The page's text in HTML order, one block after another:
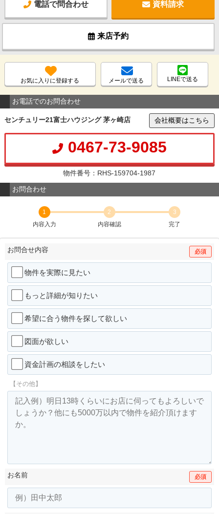
電話で問合わせ 資料請求
来店予約
お気に入りに登録する メールで送る LINEで送る
お電話でのお問合わせ
センチュリー21富士ハウジング 茅ヶ崎店 会社概要はこちら
0467-73-9085
物件番号：RHS-159704-1987
お問合わせ
1
内容入力
2
内容確認
3
完了
お問合せ内容 必須
物件を実際に見たい
もっと詳細が知りたい
希望に合う物件を探して欲しい
図面が欲しい
資金計画の相談をしたい
【その他】
お名前 必須